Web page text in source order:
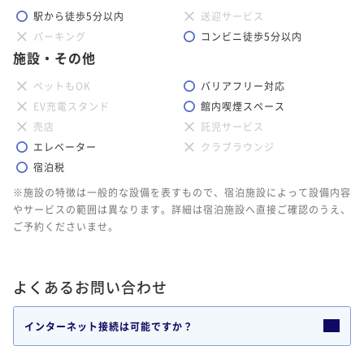
駅から徒歩5分以内
送迎サービス
パーキング
コンビニ徒歩5分以内
施設・その他
ペットもOK
バリアフリー対応
EV充電スタンド
館内喫煙スペース
売店
託児サービス
エレベーター
クラブラウンジ
宿泊税
※施設の特徴は一般的な設備を表すもので、宿泊施設によって設備内容
やサービスの範囲は異なります。詳細は宿泊施設へ直接ご確認のうえ、
ご予約くださいませ。
よくあるお問い合わせ
インターネット接続は可能ですか？